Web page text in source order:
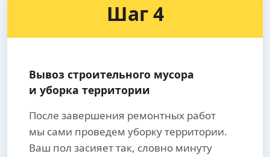
Шаг 4
Вывоз строительного мусора
и уборка территории
После завершения ремонтных работ
мы сами проведем уборку территории.
Ваш пол засияет так, словно минуту